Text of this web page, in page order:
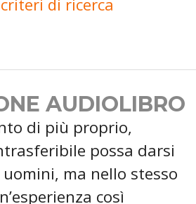
AUDIOLIBRO
di più proprio,
possa darsi
ma nello stesso
così